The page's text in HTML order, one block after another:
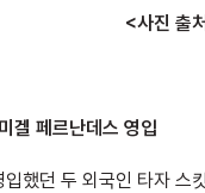
<사진 출
겔 페르난데스 영입
했던 두 외국인 타자 스